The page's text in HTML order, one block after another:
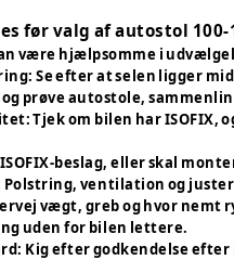
før valg af autostol 100-
være hjælpsomme i
Se efter at selen ligger
prøve autostole,
Tjek om bilen har ISOFIX,
beslag, eller skal
Polstring, ventilation og
vægt, greb og hvor
uden for bilen lettere.
Kig efter godkendelse efter